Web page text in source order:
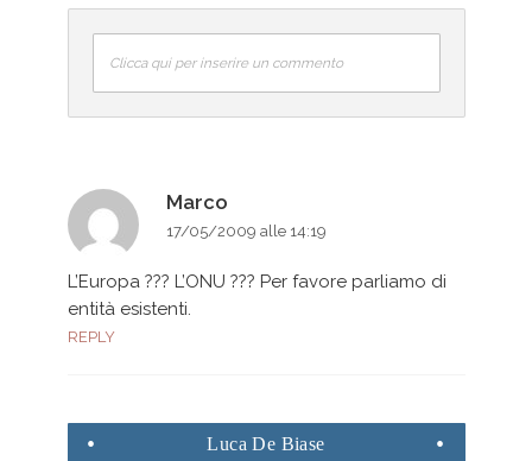
Clicca qui per inserire un commento
Marco
17/05/2009 alle 14:19
L’Europa ??? L’ONU ??? Per favore parliamo di
entità esistenti.
REPLY
Luca De Biase